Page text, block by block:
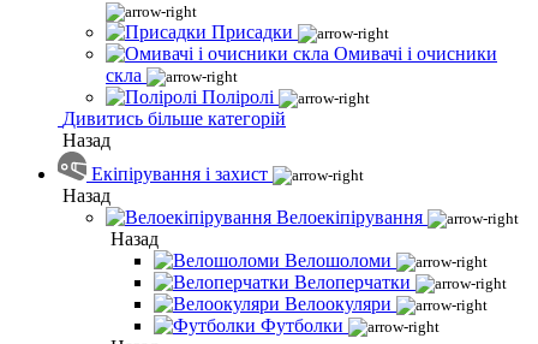
Присадки
Омивачі і очисники
скла
Поліролі
Дивитись більше категорій
Назад
Екіпірування і захист
Назад
Велоекіпірування
Назад
Велошоломи
Велоперчатки
Велоокуляри
Футболки